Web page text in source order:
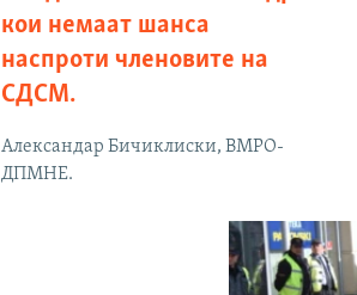
кои немаат шанса
наспроти членовите на
СДСМ.
Александар Бичиклиски, ВМРО-
ДПМНЕ.